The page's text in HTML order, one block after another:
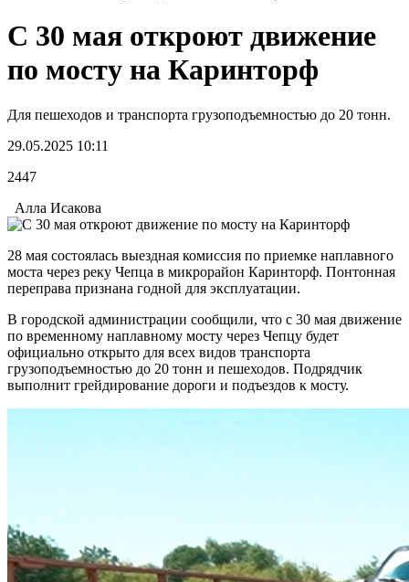
С 30 мая откроют движение
по мосту на Каринторф
Для пешеходов и транспорта грузоподъемностью до 20 тонн.
29.05.2025 10:11
2447
Алла Исакова
28 мая состоялась выездная комиссия по приемке наплавного
моста через реку Чепца в микрорайон Каринторф. Понтонная
переправа признана годной для эксплуатации.
В городской администрации сообщили, что с 30 мая движение
по временному наплавному мосту через Чепцу будет
официально открыто для всех видов транспорта
грузоподъемностью до 20 тонн и пешеходов. Подрядчик
выполнит грейдирование дороги и подъездов к мосту.